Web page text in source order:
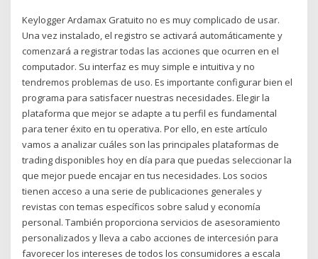
Keylogger Ardamax Gratuito no es muy complicado de usar.
Una vez instalado, el registro se activará automáticamente y
comenzará a registrar todas las acciones que ocurren en el
computador. Su interfaz es muy simple e intuitiva y no
tendremos problemas de uso. Es importante configurar bien el
programa para satisfacer nuestras necesidades. Elegir la
plataforma que mejor se adapte a tu perfil es fundamental
para tener éxito en tu operativa. Por ello, en este artículo
vamos a analizar cuáles son las principales plataformas de
trading disponibles hoy en día para que puedas seleccionar la
que mejor puede encajar en tus necesidades. Los socios
tienen acceso a una serie de publicaciones generales y
revistas con temas específicos sobre salud y economía
personal. También proporciona servicios de asesoramiento
personalizados y lleva a cabo acciones de intercesión para
favorecer los intereses de todos los consumidores a escala